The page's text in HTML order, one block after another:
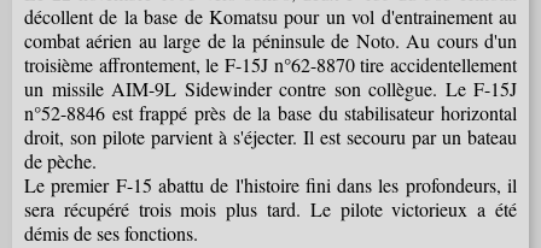
décollent de la base de Komatsu pour un vol d'entrainement au
combat aérien au large de la péninsule de Noto. Au cours d'un
troisième affrontement, le F-15J n°62-8870 tire accidentellement
un missile AIM-9L Sidewinder contre son collègue. Le F-15J
n°52-8846 est frappé près de la base du stabilisateur horizontal
droit, son pilote parvient à s'éjecter. Il est secouru par un bateau
de pèche.
Le premier F-15 abattu de l'histoire fini dans les profondeurs, il
sera récupéré trois mois plus tard. Le pilote victorieux a été
démis de ses fonctions.